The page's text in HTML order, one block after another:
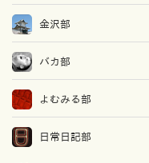
金沢部
バカ部
よむみる部
日常日記部